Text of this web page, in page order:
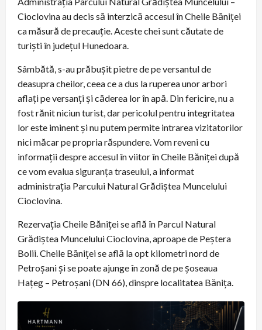
Cioclovina au decis să interzică accesul în Cheile Băniței
ca măsură de precauție. Aceste chei sunt căutate de
turiști în județul Hunedoara.
Sâmbătă, s-au prăbușit pietre de pe versantul de
deasupra cheilor, ceea ce a dus la ruperea unor arbori
aflați pe versanți și căderea lor în apă. Din fericire, nu a
fost rănit niciun turist, dar pericolul pentru integritatea
lor este iminent și nu putem permite intrarea vizitatorilor
nici măcar pe propria răspundere. Vom reveni cu
informații despre accesul în viitor în Cheile Băniței după
ce vom evalua siguranța traseului, a informat
administrația Parcului Natural Grădiștea Muncelului
Cioclovina.
Rezervația Cheile Băniței se află în Parcul Natural
Grădiștea Muncelului Cioclovina, aproape de Peștera
Bolii. Cheile Băniței se află la opt kilometri nord de
Petroșani și se poate ajunge în zonă de pe șoseaua
Hațeg – Petroșani (DN 66), dinspre localitatea Bănița.